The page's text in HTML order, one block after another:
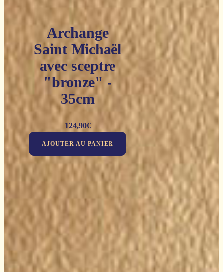
Archange
Saint Michaël
avec sceptre
"bronze" -
35cm
124,90€
AJOUTER AU PANIER